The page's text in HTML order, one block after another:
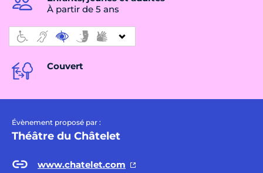
À partir de 5 ans
Couvert
Évènement proposé par :
Théâtre du Châtelet
www.chatelet.com